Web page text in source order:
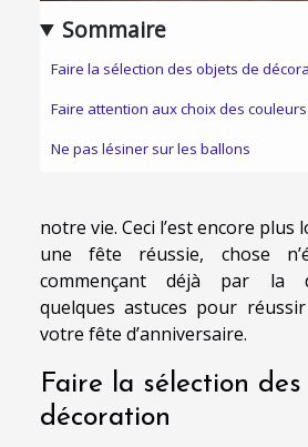
Sommaire
Faire la sélection des objets de
Faire attention aux choix des couleurs
Ne pas lésiner sur les ballons
notre vie. Ceci l’est encore plus
une fête réussie, chose
commençant déjà par la
quelques astuces pour
votre fête d’anniversaire.
Faire la sélection
décoration